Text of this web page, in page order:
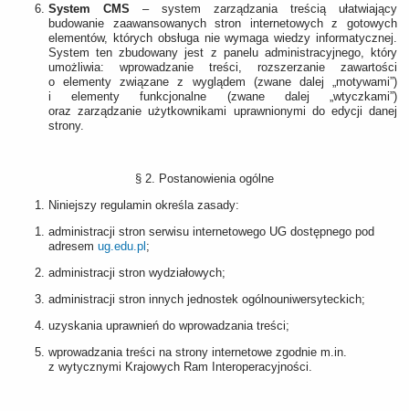
System CMS – system zarządzania treścią ułatwiający
budowanie zaawansowanych stron internetowych z gotowych
elementów, których obsługa nie wymaga wiedzy informatycznej.
System ten zbudowany jest z panelu administracyjnego, który
umożliwia: wprowadzanie treści, rozszerzanie zawartości
o elementy związane z wyglądem (zwane dalej „motywami”)
i elementy funkcjonalne (zwane dalej „wtyczkami”)
oraz zarządzanie użytkownikami uprawnionymi do edycji danej
strony.
§ 2. Postanowienia ogólne
Niniejszy regulamin określa zasady:
administracji stron serwisu internetowego UG dostępnego pod
adresem ug.edu.pl ;
administracji stron wydziałowych;
administracji stron innych jednostek ogólnouniwersyteckich;
uzyskania uprawnień do wprowadzania treści;
wprowadzania treści na strony internetowe zgodnie m.in.
z wytycznymi Krajowych Ram Interoperacyjności.